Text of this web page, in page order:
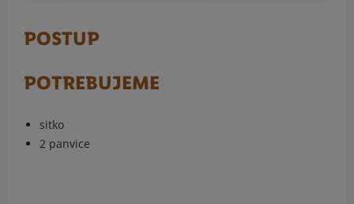
POSTUP
POTREBUJEME
sitko
2 panvice